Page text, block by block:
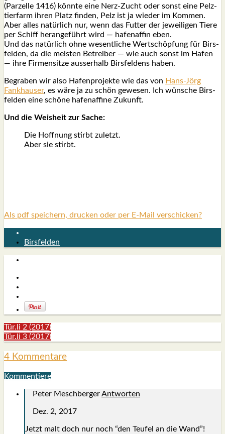
(Par­zel­le 1416) könn­te eine Nerz-Zucht oder sonst eine Pelz­
tier­farm ihren Platz fin­den, Pelz ist ja wie­der im Kom­men.
Aber alles natür­lich nur, wenn das Fut­ter der jewei­li­gen Tie­re
per Schiff her­an­ge­führt wird — hafen­af­fin eben.
Und das natür­lich ohne wesent­li­che Wert­schöp­fung für Birs­
fel­den, da die meis­ten Betrei­ber — wie auch sonst im Hafen
— ihre Fir­men­sit­ze aus­ser­halb Birs­fel­dens haben.
Begra­ben wir also Hafen­pro­jek­te wie das von Hans-Jörg
Fankhau­ser, es wäre ja zu schön gewe­sen. Ich wün­sche Birs­
fel­den eine schö­ne hafen­af­fi­ne Zukunft.
Und die Weis­heit zur Sache:
Die Hoff­nung stirbt zuletzt.
Aber sie stirbt.
Als pdf speichern, drucken oder per E-Mail verschicken?
Birsfelden
Tür.li 2 (2017)
Tür.li 3 (2017)
4 Kommentare
Kommentiere
Peter MeschbergerAntworten
Dez. 2, 2017
Jetzt malt doch nur noch “den Teu­fel an die Wand”!